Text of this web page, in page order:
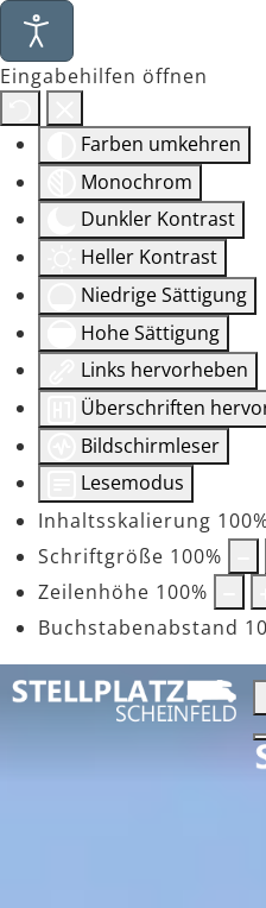
Eingabehilfen öffnen
Farben umkehren
Monochrom
Dunkler Kontrast
Heller Kontrast
Niedrige Sättigung
Hohe Sättigung
Links hervorheben
Überschriften
Bildschirmleser
Lesemodus
Inhaltsskalierung 100
Schriftgröße 100%
Zeilenhöhe 100%
Buchstabenabstand